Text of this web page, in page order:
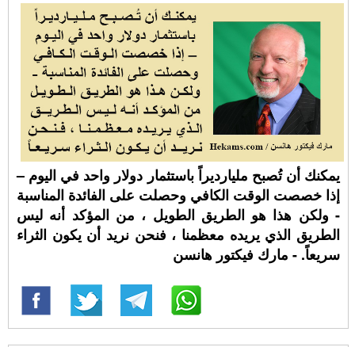
يمكنك أن تُصبح مليارديراً باستثمار دولار واحد في اليوم –
إذا خصصت الوقت الكافي وحصلت على الفائدة المناسبة
- ولكن هذا هو الطريق الطويل ، من المؤكد أنه ليس
الطريق الذي يريده معظمنا ، فنحن نريد أن يكون الثراء
سريعاً. - مارك فيكتور هانسن